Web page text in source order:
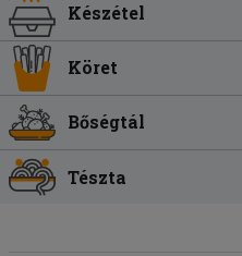
Készétel
Köret
Bőségtál
Tészta